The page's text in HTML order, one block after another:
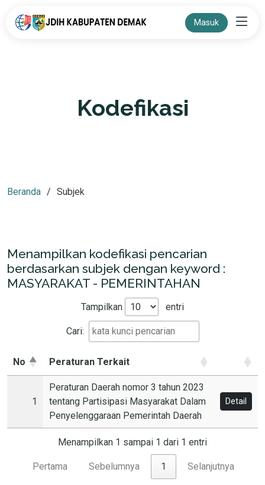
Masuk
Kodefikasi
Beranda Subjek
Menampilkan kodefikasi pencarian
berdasarkan subjek dengan keyword :
MASYARAKAT - PEMERINTAHAN
Tampilkan entri
Cari:
No Peraturan Terkait
1
Peraturan Daerah nomor 3 tahun 2023
tentang Partisipasi Masyarakat Dalam
Penyelenggaraan Pemerintah Daerah
Detail
Menampilkan 1 sampai 1 dari 1 entri
Pertama Sebelumnya 1 Selanjutnya